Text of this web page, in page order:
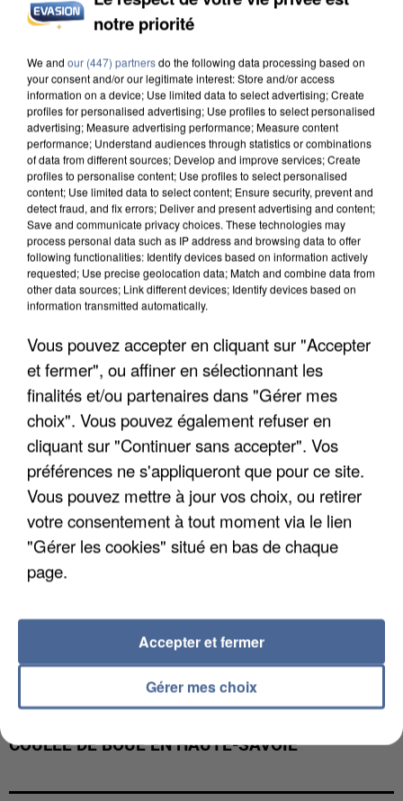
L’UN DES FONDATEURS SUPPOSÉS DE LA DZ
UN SECOND CADRE DE LA DZ MAFIA
INTERPELLÉ EN ALGÉRIE
COULÉE DE BOUE EN HAUTE-SAVOIE
notre priorité
We and our (447) partnersdo the following data processing based on
your consent and/or our legitimate interest: Store and/or access
information on a device; Use limited data to select advertising; Create
profiles for personalised advertising; Use profiles to select personalised
advertising; Measure advertising performance; Measure content
performance; Understand audiences through statistics or combinations
of data from different sources; Develop and improve services; Create
profiles to personalise content; Use profiles to select personalised
content; Use limited data to select content; Ensure security, prevent and
detect fraud, and fix errors; Deliver and present advertising and content;
Save and communicate privacy choices. These technologies may
process personal data such as IP address and browsing data to offer
following functionalities: Identify devices based on information actively
requested; Use precise geolocation data; Match and combine data from
other data sources; Link different devices; Identify devices based on
information transmitted automatically.
Vous pouvez accepter en cliquant sur "Accepter
et fermer", ou affiner en sélectionnant les
finalités et/ou partenaires dans "Gérer mes
choix". Vous pouvez également refuser en
cliquant sur "Continuer sans accepter". Vos
préférences ne s'appliqueront que pour ce site.
Vous pouvez mettre à jour vos choix, ou retirer
votre consentement à tout moment via le lien
"Gérer les cookies" situé en bas de chaque
page.
Gérer mes choix
Accepter et fermer